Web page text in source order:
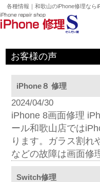
各種情報｜和歌山のiPhone修理なら
お客様の声
iPhone８ 修理
2024/04/30
iPhone 8画面修理
ール和歌山店では
ります。ガラス割れ
などの故障は画面修
Switch修理